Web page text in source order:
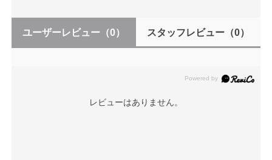
ユーザーレビュー （0） スタッフレビュー（0）
レビューはありません。